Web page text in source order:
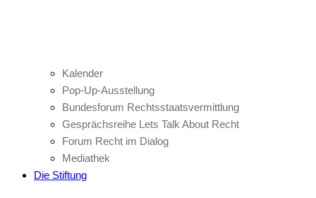
Kalender
Pop-Up-Ausstellung
Bundesforum Rechtsstaatsvermittlung
Gesprächsreihe Lets Talk About Recht
Forum Recht im Dialog
Mediathek
Die Stiftung